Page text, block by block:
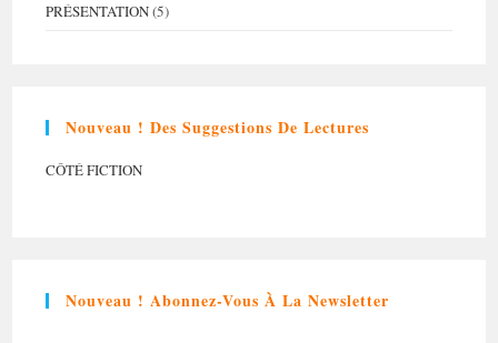
PRÉSENTATION(5)
Nouveau ! Des Suggestions De Lectures
CÔTÉ FICTION
Nouveau ! Abonnez-Vous À La Newsletter